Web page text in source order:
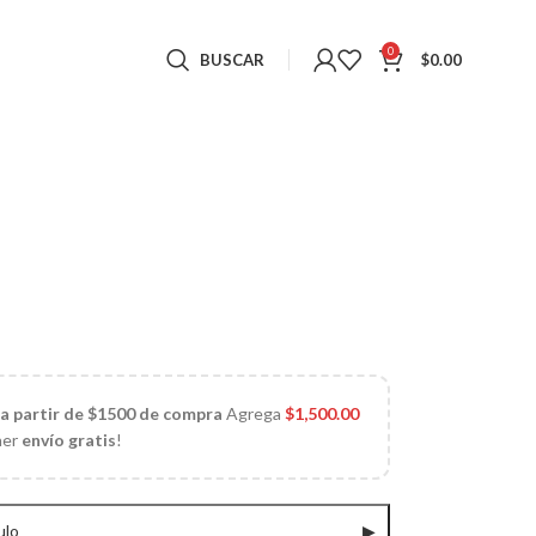
BUSCAR 0 $0.00
partir de $1500 de compra Agrega$1,500.00
envío gratis!
▶